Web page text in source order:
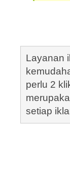
Layanan
perlu 2
setiap